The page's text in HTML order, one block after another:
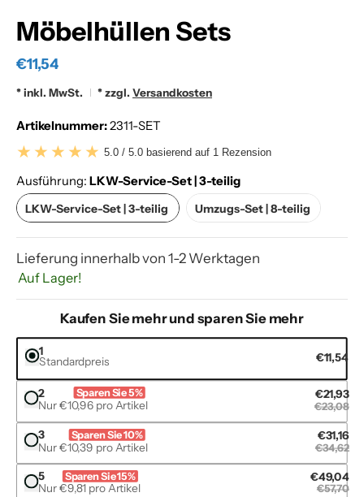
Möbelhüllen Sets
€11,54
* inkl. MwSt. * zzgl. Versandkosten
Artikelnummer:2311-SET
5.0 / 5.0 basierend auf 1 Rezension
Ausführung: LKW-Service-Set | 3-teilig
LKW-Service-Set | 3-teilig
LKW-Service-Set | 3-teilig
Umzugs-Set | 8-teilig
Lieferung innerhalb von 1-2 Werktagen
Auf Lager!
Kaufen Sie mehr und sparen Sie mehr
1
Standardpreis €11,54
2 Sparen Sie 5%
Nur €10,96 pro Artikel
€21,93
€23,08
3 Sparen Sie 10%
Nur €10,39 pro Artikel
€31,16
€34,62
5 Sparen Sie 15%
Nur €9,81 pro Artikel
€49,04
€57,70